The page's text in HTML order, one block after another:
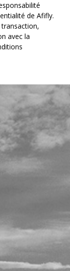
de Afifly.
avec la